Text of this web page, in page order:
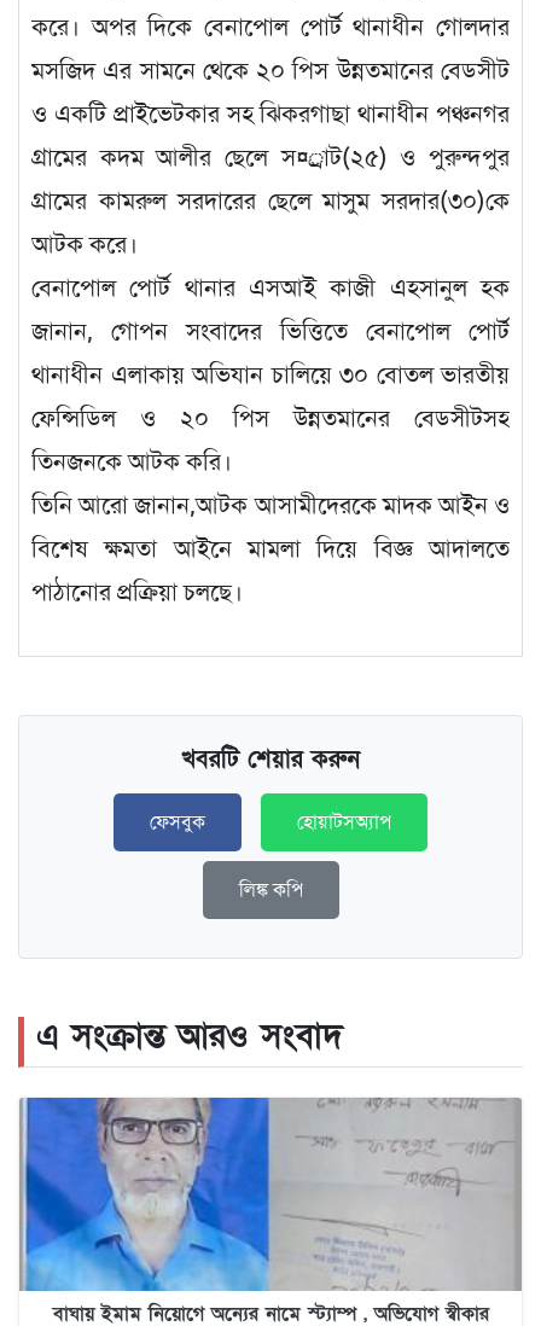
করে। অপর দিকে বেনাপোল পোর্ট থানাধীন গোলদার
মসজিদ এর সামনে থেকে ২০ পিস উন্নতমানের বেডসীট
ও একটি প্রাইভেটকার সহ ঝিকরগাছা থানাধীন পঞ্চনগর
গ্রামের কদম আলীর ছেলে স¤্রাট(২৫) ও পুরুন্দপুর
গ্রামের কামরুল সরদারের ছেলে মাসুম সরদার(৩০)কে
আটক করে।
বেনাপোল পোর্ট থানার এসআই কাজী এহসানুল হক
জানান, গোপন সংবাদের ভিত্তিতে বেনাপোল পোর্ট
থানাধীন এলাকায় অভিযান চালিয়ে ৩০ বোতল ভারতীয়
ফেন্সিডিল ও ২০ পিস উন্নতমানের বেডসীটসহ
তিনজনকে আটক করি।
তিনি আরো জানান,আটক আসামীদেরকে মাদক আইন ও
বিশেষ ক্ষমতা আইনে মামলা দিয়ে বিজ্ঞ আদালতে
পাঠানোর প্রক্রিয়া চলছে।
খবরটি শেয়ার করুন
ফেসবুক হোয়াটসঅ্যাপ
লিঙ্ক কপি
এ সংক্রান্ত আরও সংবাদ
বাঘায় ইমাম নিয়োগে অন্যের নামে স্ট্যাম্প , অভিযোগ স্বীকার